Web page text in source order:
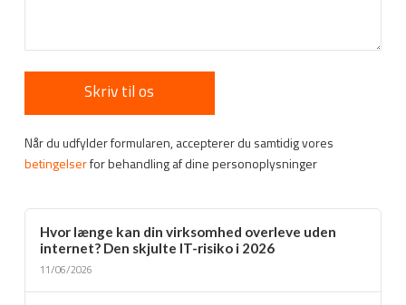
Når du udfylder formularen, accepterer du samtidig vores
betingelserfor behandling af dine personoplysninger
Hvor længe kan din virksomhed overleve uden
internet? Den skjulte IT-risiko i 2026
11/06/2026